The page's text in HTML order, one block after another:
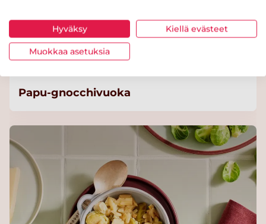
Papu-gnocchivuoka
Hyväksy Kiellä evästeet
Muokkaa asetuksia